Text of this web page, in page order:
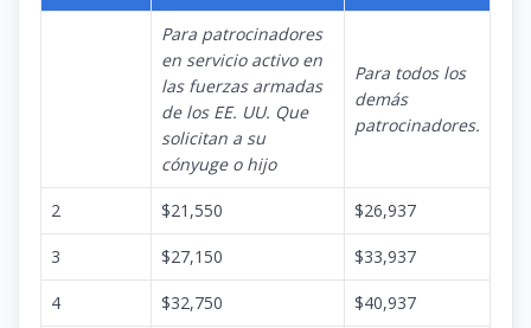
Para patrocinadores
en servicio activo en
las fuerzas armadas
de los EE. UU. Que
solicitan a su
cónyuge o hijo
Para todos los
demás
patrocinadores.
2 $21,550 $26,937
3 $27,150 $33,937
4 $32,750 $40,937